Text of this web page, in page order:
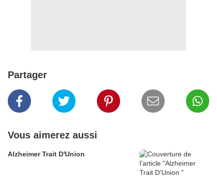
Partager
Vous aimerez aussi
Alzheimer Trait D'Union